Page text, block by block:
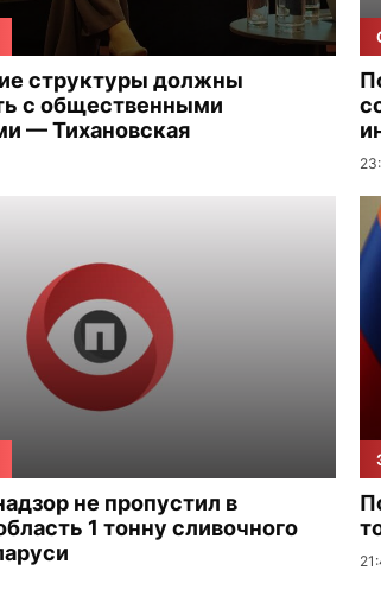
структуры должны
с общественными
— Тихановская
не пропустил в
1 тонну сливочного